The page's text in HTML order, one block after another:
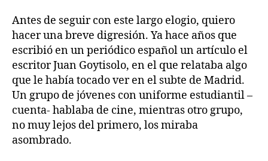
Antes de seguir con este largo elogio, quiero
hacer una breve digresión. Ya hace años que
escribió en un periódico español un artículo el
escritor Juan Goytisolo, en el que relataba algo
que le había tocado ver en el subte de Madrid.
Un grupo de jóvenes con uniforme estudiantil –
cuenta- hablaba de cine, mientras otro grupo,
no muy lejos del primero, los miraba
asombrado.